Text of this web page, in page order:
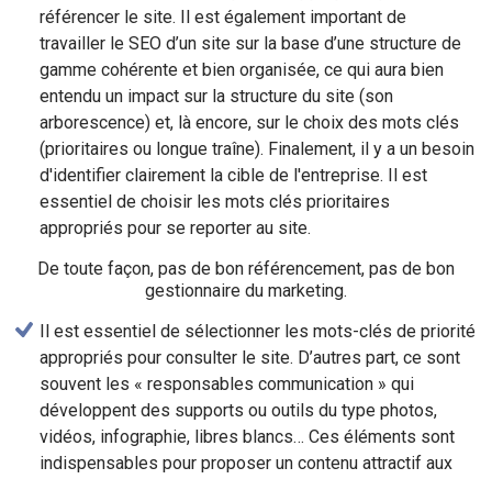
référencer le site. Il est également important de
travailler le SEO d’un site sur la base d’une structure de
gamme cohérente et bien organisée, ce qui aura bien
entendu un impact sur la structure du site (son
arborescence) et, là encore, sur le choix des mots clés
(prioritaires ou longue traîne). Finalement, il y a un besoin
d'identifier clairement la cible de l'entreprise. Il est
essentiel de choisir les mots clés prioritaires
appropriés pour se reporter au site.
De toute façon, pas de bon référencement, pas de bon
gestionnaire du marketing.
Il est essentiel de sélectionner les mots-clés de priorité
appropriés pour consulter le site. D’autres part, ce sont
souvent les « responsables communication » qui
développent des supports ou outils du type photos,
vidéos, infographie, libres blancs… Ces éléments sont
indispensables pour proposer un contenu attractif aux